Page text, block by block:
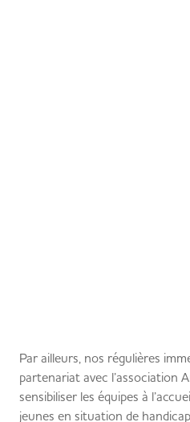
Par ailleurs, nos régulières
partenariat avec l’association
sensibiliser les équipes à
jeunes en situation de